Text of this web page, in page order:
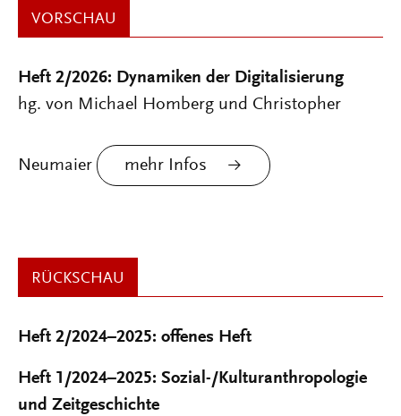
VORSCHAU
Heft 2/2026: Dynamiken der Digitalisierung
hg. von Michael Homberg und Christopher
Neumaier mehr Infos
RÜCKSCHAU
Heft 2/2024–2025: offenes Heft
Heft 1/2024–2025: Sozial-/Kulturanthropologie
und Zeitgeschichte